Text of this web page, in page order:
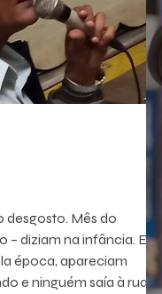
desgosto. Mês do
– diziam na infância. E
apareciam
e ninguém saía à rua.